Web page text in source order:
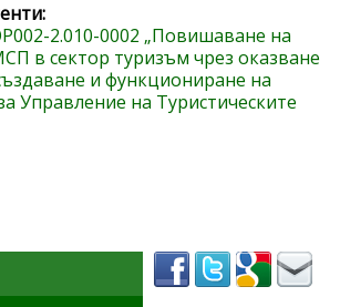
2.010-0002 „Повишаване на
в сектор туризъм чрез оказване
и функциониране на
Управление на Туристическите